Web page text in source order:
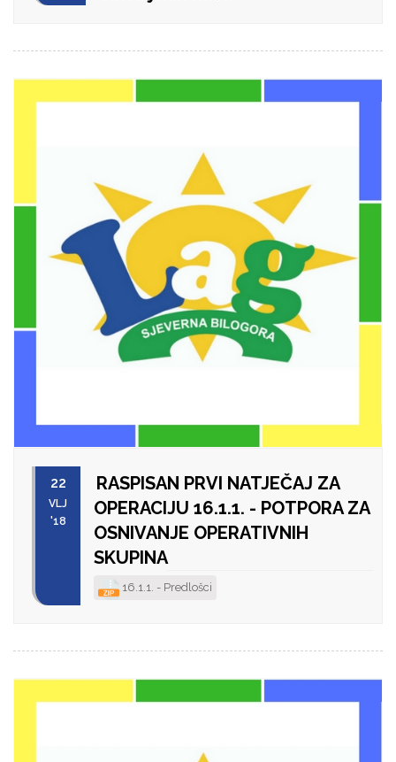
22
VLJ
'18
RASPISAN PRVI NATJEČAJ ZA
OPERACIJU 16.1.1. - POTPORA ZA
OSNIVANJE OPERATIVNIH
SKUPINA
16.1.1. - Predlošci